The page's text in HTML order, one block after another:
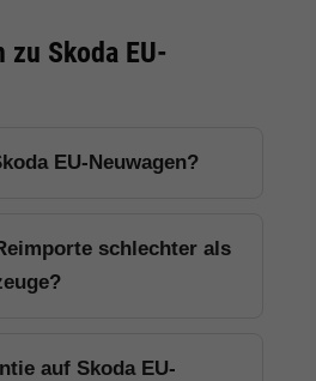
zu Skoda EU-
EU-Neuwagen?
schlechter als
auf Skoda EU-